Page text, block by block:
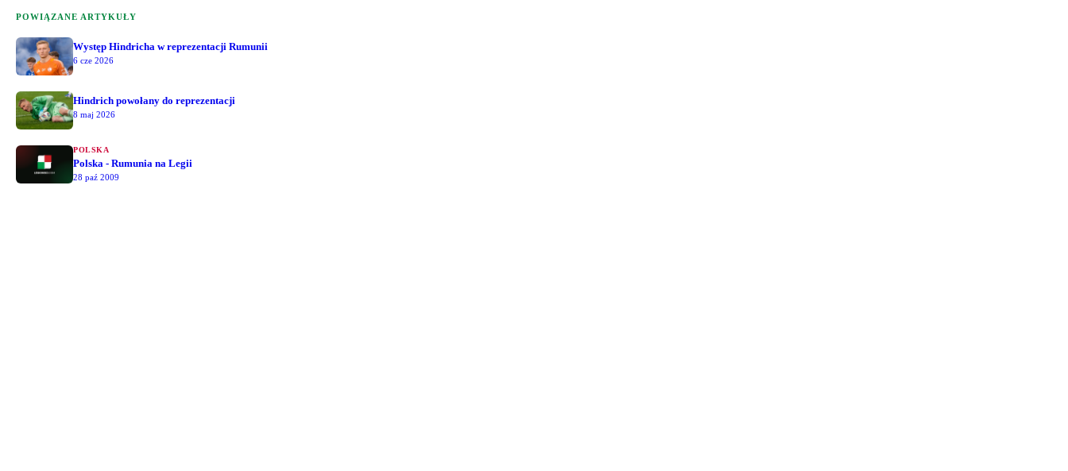
POWIĄZANE ARTYKUŁY
Występ Hindricha w reprezentacji Rumunii
6 cze 2026
Hindrich powołany do reprezentacji
8 maj 2026
POLSKA
Polska - Rumunia na Legii
28 paź 2009